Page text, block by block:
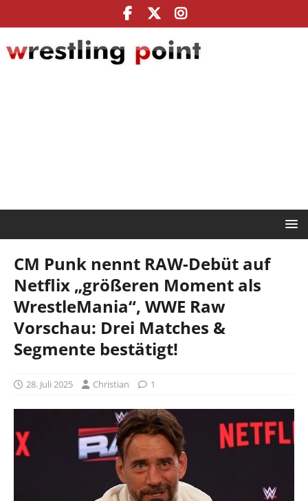
CM Punk nennt RAW-Debüt auf
Netflix „größeren Moment als
WrestleMania“, WWE Raw
Vorschau: Drei Matches &
Segmente bestätigt!
28. Juli 2025 Christian 1